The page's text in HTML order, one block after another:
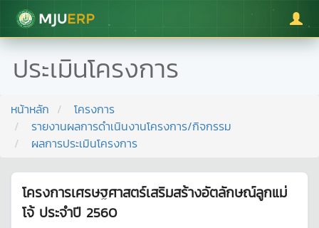
มหาวิทยาลัยแม่โจ้
ประเมินโครงการ
หน้าหลัก
โครงการ
รายงานผลการดำเนินงานโครงการ/กิจกรรม
ผลการประเมินโครงการ
โครงการเศรษฐศาสตร์เสริมสร้างอัตลักษณ์ลูกแม่
โจ้ ประจำปี 2560